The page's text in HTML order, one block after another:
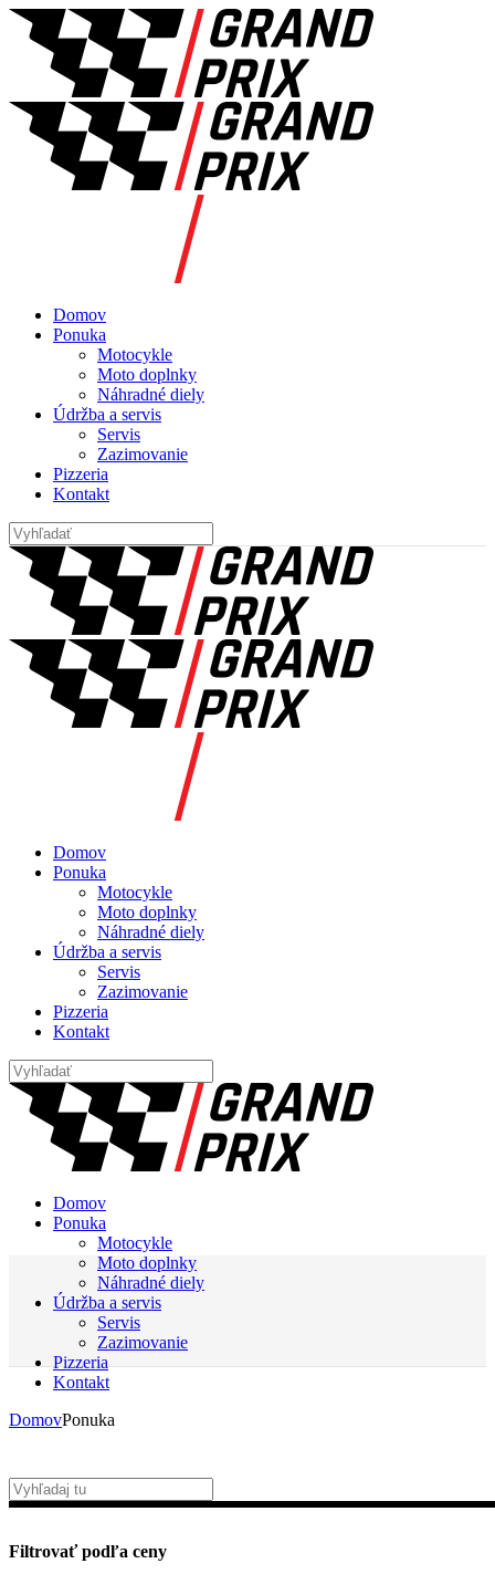
Domov
Ponuka
Motocykle
Moto doplnky
Náhradné diely
Údržba a servis
Servis
Zazimovanie
Pizzeria
Kontakt
Domov
Ponuka
Motocykle
Moto doplnky
Náhradné diely
Údržba a servis
Servis
Zazimovanie
Pizzeria
Kontakt
Domov
Ponuka
Motocykle
Moto doplnky
Náhradné diely
Údržba a servis
Servis
Zazimovanie
Pizzeria
Kontakt
DomovPonuka
Filtrovať podľa ceny